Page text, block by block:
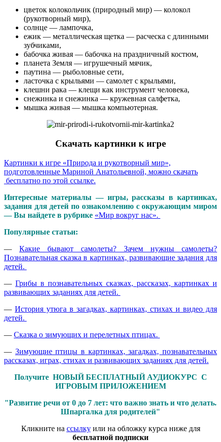
цветок колокольчик (природный мир) — колокол
(рукотворный мир),
солнце — лампочка,
ежик — металлическая щетка — расческа с длинными
зубчиками,
бабочка живая — бабочка на праздничный костюм,
планета Земля — игрушечный мячик,
паутина — рыболовные сети,
ласточка с крыльями — самолет с крыльями,
клешни рака — клещи как инструмент человека,
снежинка и снежинка — кружевная салфетка,
мышка живая — мышка компьютерная.
Скачать картинки к игре
Картинки к игре «Природа и рукотворный мир»,
подготовленные Мариной Анатольевной, можно скачать
бесплатно по этой ссылке.
Интересные материалы — игры, рассказы в картинках,
задания для детей по ознакомлению с окружающим миром
— Вы найдете в рубрике «Мир вокруг нас».
Популярные статьи:
— Какие бывают самолеты? Зачем нужны самолеты?
Познавательная сказка в картинках, развивающие задания для
детей.
— Грибы в познавательных сказках, рассказах, картинках и
развивающих заданиях для детей.
— История утюга в загадках, картинках, стихах и видео для
детей.
— Сказка о зимующих и перелетных птицах.
— Зимующие птицы в картинках, загадках, познавательных
рассказах, играх, стихах и развивающих заданиях для детей.
Получите НОВЫЙ БЕСПЛАТНЫЙ АУДИОКУРС С
ИГРОВЫМ ПРИЛОЖЕНИЕМ
"Развитие речи от 0 до 7 лет: что важно знать и что делать.
Шпаргалка для родителей"
Кликните на ссылкуили на обложку курса ниже для
бесплатной подписки